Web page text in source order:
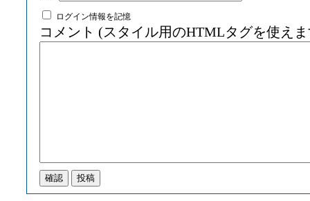
ログイン情報を記憶
コメント (スタイル用のHTMLタグを使え